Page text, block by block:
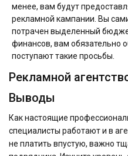
менее, вам будут
рекламной кампании. Вы
потрачен выделенный
финансов, вам обязательно
поступают такие просьбы.
Рекламной
Выводы
Как настоящие
специалисты работают и в
не платить впустую, важно